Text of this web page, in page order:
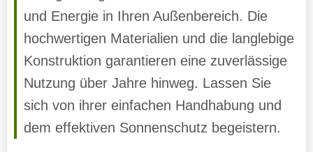
und Energie in Ihren Außenbereich. Die
hochwertigen Materialien und die langlebige
Konstruktion garantieren eine zuverlässige
Nutzung über Jahre hinweg. Lassen Sie
sich von ihrer einfachen Handhabung und
dem effektiven Sonnenschutz begeistern.